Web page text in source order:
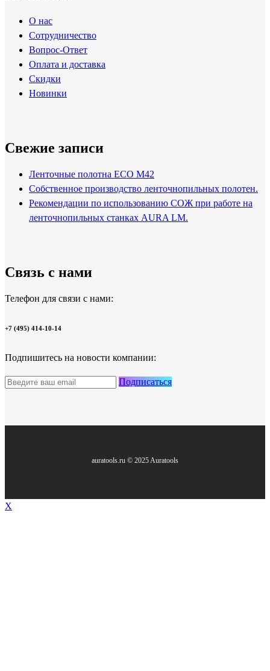
О нас
Сотрудничество
Вопрос-Ответ
Оплата и доставка
Скидки
Новинки
Свежие записи
Ленточные полотна ECO M42
Собственное производство ленточнопильных полотен.
Рекомендации по использованию СОЖ при работе на
ленточнопильных станках AURA LM.
Связь с нами
Телефон для связи с нами:
+7 (495) 414-10-14
Подпишитесь на новости компании:
Подписаться
auratools.ru © 2025 Auratools
X